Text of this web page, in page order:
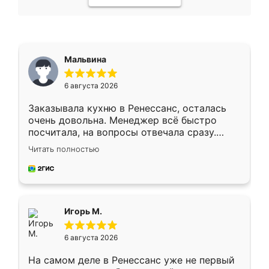
Мальвина
6 августа 2026
Заказывала кухню в Ренессанс, осталась
очень довольна. Менеджер всё быстро
посчитала, на вопросы отвечала сразу.
Замерщик приехал в субботу, подошёл к
делу со всей ответственностью. Собрали
за день, ребята работали аккуратно, даже
Читать полностью
Игорь М.
6 августа 2026
На самом деле в Ренессанс уже не первый